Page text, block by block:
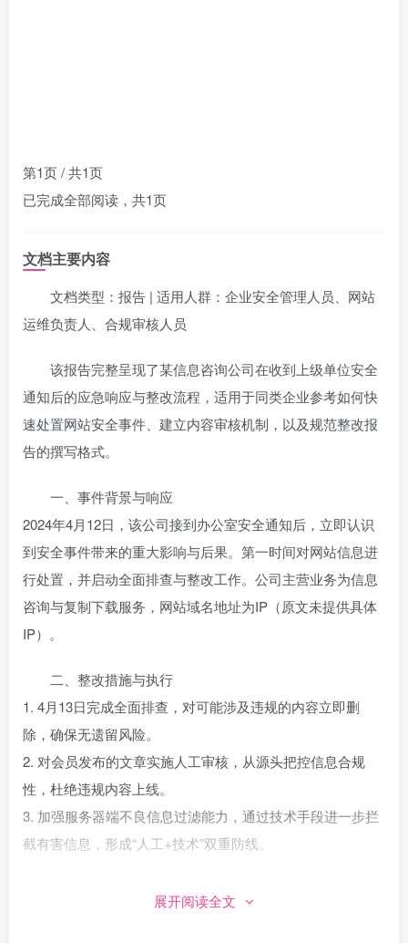
第1页 / 共1页
已完成全部阅读，共1页
文档主要内容
文档类型：报告 | 适用人群：企业安全管理人员、网站
运维负责人、合规审核人员
该报告完整呈现了某信息咨询公司在收到上级单位安全
通知后的应急响应与整改流程，适用于同类企业参考如何快
速处置网站安全事件、建立内容审核机制，以及规范整改报
告的撰写格式。
一、事件背景与响应
2024年4月12日，该公司接到办公室安全通知后，立即认识
到安全事件带来的重大影响与后果。第一时间对网站信息进
行处置，并启动全面排查与整改工作。公司主营业务为信息
咨询与复制下载服务，网站域名地址为IP（原文未提供具体
IP）。
二、整改措施与执行
1. 4月13日完成全面排查，对可能涉及违规的内容立即删
除，确保无遗留风险。
2. 对会员发布的文章实施人工审核，从源头把控信息合规
性，杜绝违规内容上线。
3. 加强服务器端不良信息过滤能力，通过技术手段进一步拦
截有害信息，形成“人工+技术”双重防线。
展开阅读全文